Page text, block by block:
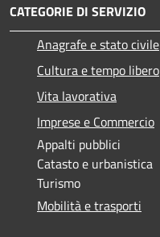
CATEGORIE DI SERVIZIO
Anagrafe e stato civile
Cultura e tempo libero
Vita lavorativa
Imprese e Commercio
Appalti pubblici
Catasto e urbanistica
Turismo
Mobilità e trasporti